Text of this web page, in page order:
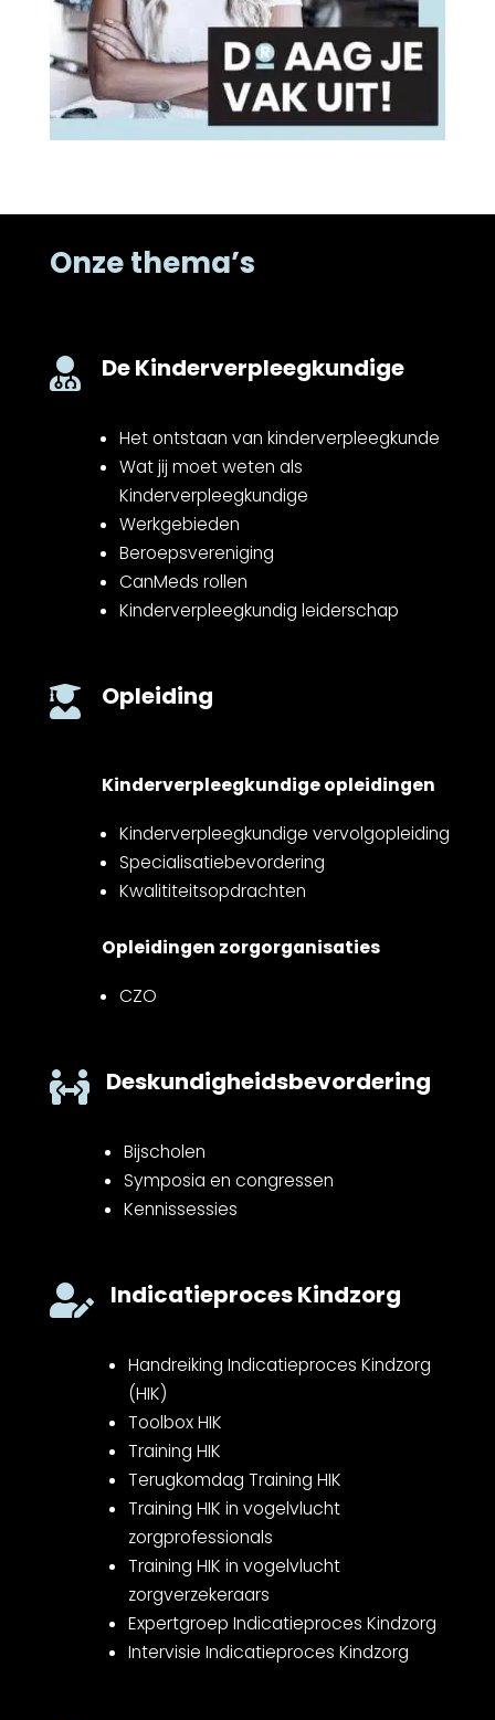
Onze thema’s
 De Kinderverpleegkundige
Het ontstaan van kinderverpleegkunde
Wat jij moet weten als
Kinderverpleegkundige
Werkgebieden
Beroepsvereniging
CanMeds rollen
Kinderverpleegkundig leiderschap
 Opleiding
Kinderverpleegkundige opleidingen
Kinderverpleegkundige vervolgopleiding
Specialisatiebevordering
Kwalititeitsopdrachten
Opleidingen zorgorganisaties
CZO
 Deskundigheidsbevordering
Bijscholen
Symposia en congressen
Kennissessies
 Indicatieproces Kindzorg
Handreiking Indicatieproces Kindzorg
(HIK)
Toolbox HIK
Training HIK
Terugkomdag Training HIK
Training HIK in vogelvlucht
zorgprofessionals
Training HIK in vogelvlucht
zorgverzekeraars
Expertgroep Indicatieproces Kindzorg
Intervisie Indicatieproces Kindzorg